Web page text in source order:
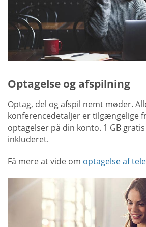
Optagelse og afspilning
Optag, del og afspil nemt møder.
konferencedetaljer er tilgængelige
optagelser på din konto. 1 GB
inkluderet.
Få mere at vide om optagelse af